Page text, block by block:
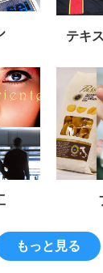
テキ
もっと見る